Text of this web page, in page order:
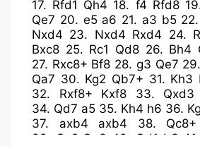
17. Rfd1 Qh4 18. f4 Rfd8
Qe7 20. e5 a6 21. a3 b5 22.
Nxd4 23. Nxd4 Rxd4 24.
Bxc8 25. Rc1 Qd8 26. Bh4
27. Rxc8+ Bf8 28. g3 Qe7 29.
Qa7 30. Kg2 Qb7+ 31. Kh3
32. Rxf8+ Kxf8 33. Qxd3
34. Qd7 a5 35. Kh4 h6 36.
37. axb4 axb4 38. Qc8+
39.
Qc2 Qe3 40. Qd1 b3 41.